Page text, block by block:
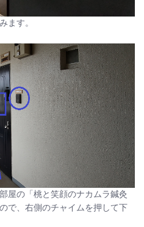
ます。
屋の「桃と笑顔のナカムラ鍼灸
で、右側のチャイムを押して下